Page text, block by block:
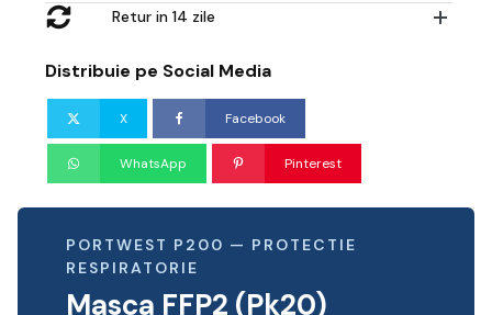
Retur in 14 zile
Distribuie pe Social Media
X Facebook
WhatsApp Pinterest
PORTWEST P200 — PROTECTIE
RESPIRATORIE
Masca FFP2 (Pk20)